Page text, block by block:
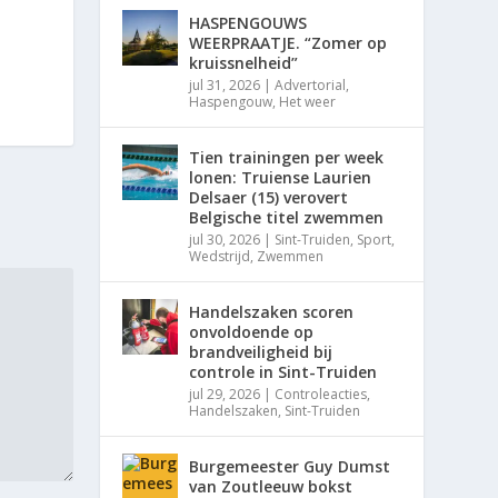
HASPENGOUWS
WEERPRAATJE. “Zomer op
kruissnelheid”
jul 31, 2026 |Advertorial,
Haspengouw, Het weer
Tien trainingen per week
lonen: Truiense Laurien
Delsaer (15) verovert
Belgische titel zwemmen
jul 30, 2026 | Sint-Truiden, Sport,
Wedstrijd, Zwemmen
Handelszaken scoren
onvoldoende op
brandveiligheid bij
controle in Sint-Truiden
jul 29, 2026 | Controleacties,
Handelszaken, Sint-Truiden
Burgemeester Guy Dumst
van Zoutleeuw bokst